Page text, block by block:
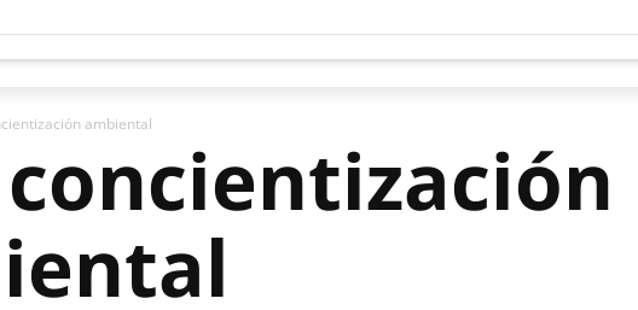
ambiental
concientización